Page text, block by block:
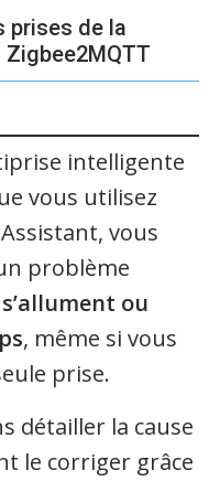
prises de la
Zigbee2MQTT
intelligente
vous utilisez
vous
problème
ou
, même si vous
prise.
détailler la cause
le corriger grâce